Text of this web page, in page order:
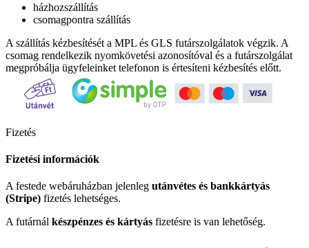
házhozszállítás
csomagpontra szállítás
A szállítás kézbesítését a MPL és GLS futárszolgálatok végzik. A
csomag rendelkezik nyomkövetési azonosítóval és a futárszolgálat
megpróbálja ügyfeleinket telefonon is értesíteni kézbesítés előtt.
Fizetés
Fizetési információk
A festede webáruházban jelenleg utánvétes és bankkártyás
(Stripe) fizetés lehetséges.
A futárnál készpénzes és kártyás fizetésre is van lehetőség.